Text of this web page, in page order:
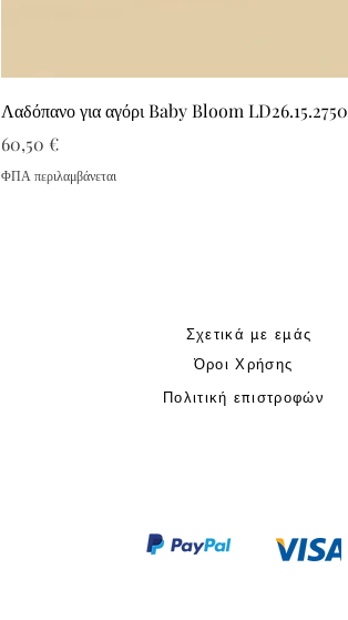
Λαδόπανο για αγόρι Baby Bloom LD26.15.2750
Τιμή
60,50 €
ΦΠΑ περιλαμβάνεται
Σχετικά με εμάς
Όροι Χρήσης
Πολιτική επιστροφών